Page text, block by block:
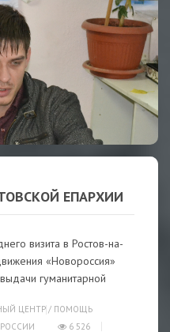
ЕПАРХИИ
визита в Ростов-на-
«Новороссия»
гуманитарной
ЦЕНТР / ПОМОЩЬ
6 526